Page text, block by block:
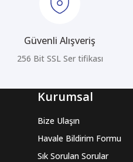
Güvenli Alışveriş
256 Bit SSL Ser tifikası
Kurumsal
Bize Ulaşın
Havale Bildirim Formu
Sık Sorulan Sorular